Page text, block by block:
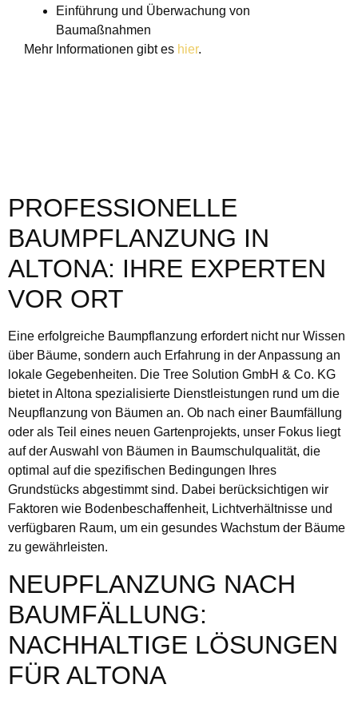
Einführung und Überwachung von
Baumaßnahmen
Mehr Informationen gibt es hier.
PROFESSIONELLE
BAUMPFLANZUNG IN
ALTONA: IHRE EXPERTEN
VOR ORT
Eine erfolgreiche Baumpflanzung erfordert nicht nur Wissen
über Bäume, sondern auch Erfahrung in der Anpassung an
lokale Gegebenheiten. Die Tree Solution GmbH & Co. KG
bietet in Altona spezialisierte Dienstleistungen rund um die
Neupflanzung von Bäumen an. Ob nach einer Baumfällung
oder als Teil eines neuen Gartenprojekts, unser Fokus liegt
auf der Auswahl von Bäumen in Baumschulqualität, die
optimal auf die spezifischen Bedingungen Ihres
Grundstücks abgestimmt sind. Dabei berücksichtigen wir
Faktoren wie Bodenbeschaffenheit, Lichtverhältnisse und
verfügbaren Raum, um ein gesundes Wachstum der Bäume
zu gewährleisten.
NEUPFLANZUNG NACH
BAUMFÄLLUNG:
NACHHALTIGE LÖSUNGEN
FÜR ALTONA